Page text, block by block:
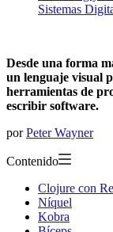
Sistemas
Desde una forma
un lenguaje visual
herramientas de
escribir software.
porPeter Wayner
Contenido
Clojure con
Níquel
Kobra